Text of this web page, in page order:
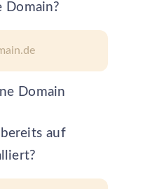
Domain?
Domain
auf